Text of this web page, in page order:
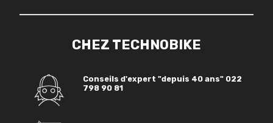
CHEZ TECHNOBIKE
Conseils d'expert "depuis 40 ans" 022
798 90 81